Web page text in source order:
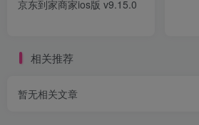
京东到家商家ios版 v9.15.0
相关推荐
暂无相关文章